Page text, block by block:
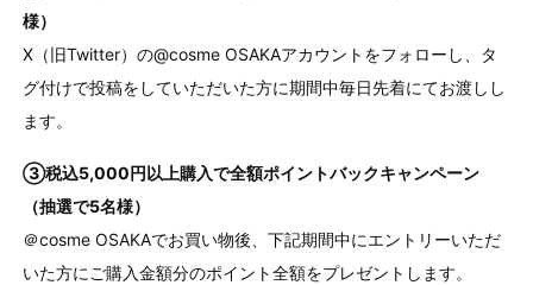
様）
X（旧Twitter）の@cosme OSAKAアカウントをフォローし、タ
グ付けで投稿をしていただいた方に期間中毎日先着にてお渡しし
ます。
③税込5,000円以上購入で全額ポイントバックキャンペーン
（抽選で5名様）
＠cosme OSAKAでお買い物後、下記期間中にエントリーいただ
いた方にご購入金額分のポイント全額をプレゼントします。